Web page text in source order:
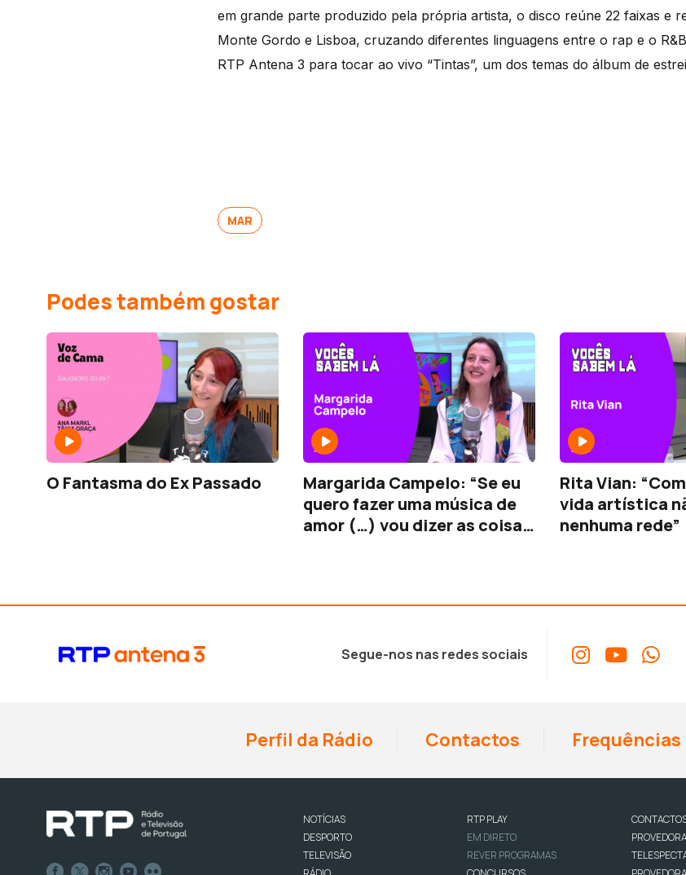
em grande parte produzido pela própria artista, o disco reúne 22 faixas e
Monte Gordo e Lisboa, cruzando diferentes linguagens entre o rap e o
RTP Antena 3 para tocar ao vivo “Tintas”, um dos temas do álbum de
MAR
Podes também gostar
O Fantasma do Ex Passado
Margarida Campelo: “Se eu
quero fazer uma música de
amor (…) vou dizer as coisas
Rita Vian:
vida artística
nenhuma rede”
Segue-nos nas redes sociais
Perfil da Rádio Contactos Frequências
NOTÍCIAS
DESPORTO
TELEVISÃO
RTP PLAY
EM DIRETO
REVER PROGRAMAS